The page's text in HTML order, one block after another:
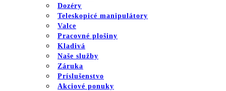
Dozéry
Teleskopicé manipulátory
Valce
Pracovné plošiny
Kladivá
Naše služby
Záruka
Príslušenstvo
Akciové ponuky